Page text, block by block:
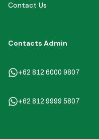
Contact Us
Contacts Admin
+62 812 6000 9807
+62 812 9999 5807